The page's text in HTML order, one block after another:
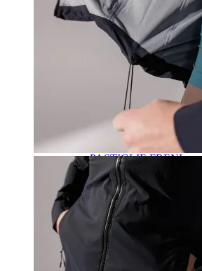
CATENE
CAVALLETTI CICLO
COPERTURE
addremove
BAMBINO
GRAVEL /
COPERTURE ROAD
MOUNTAINBIKE 26"
MOUNTAINBIKE
MOUNTAINBIKE 29"
TUBOLARI
FORCELLINO CAMBIO
remove
PASTIGLIE FRENI
PATTINI FRENO
FRENI A DISCO
MANOPOLE
MANUBRIO
add
MANUBRIO BICI DA
MANUBRIO MTB
ATTACCHI
NASTRI MANUBRIO